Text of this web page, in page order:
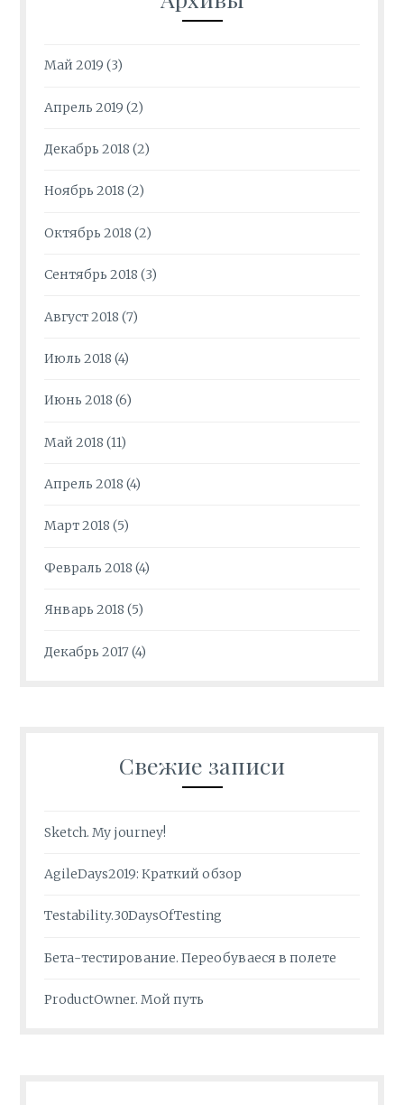
Май 2019 (3)
Апрель 2019 (2)
Декабрь 2018 (2)
Ноябрь 2018 (2)
Октябрь 2018 (2)
Сентябрь 2018 (3)
Август 2018 (7)
Июль 2018 (4)
Июнь 2018 (6)
Май 2018 (11)
Апрель 2018 (4)
Март 2018 (5)
Февраль 2018 (4)
Январь 2018 (5)
Декабрь 2017(4)
Свежие записи
Sketch. My journey!
AgileDays2019: Краткий обзор
Testability.30DaysOfTesting
Бета-тестирование. Переобуваеся в полете
ProductOwner. Мой путь